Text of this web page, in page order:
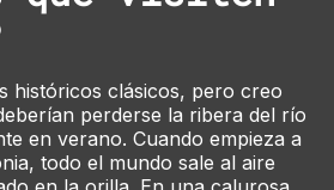
históricos clásicos, pero creo
perderse la ribera del río
en verano. Cuando empieza a
todo el mundo sale al aire